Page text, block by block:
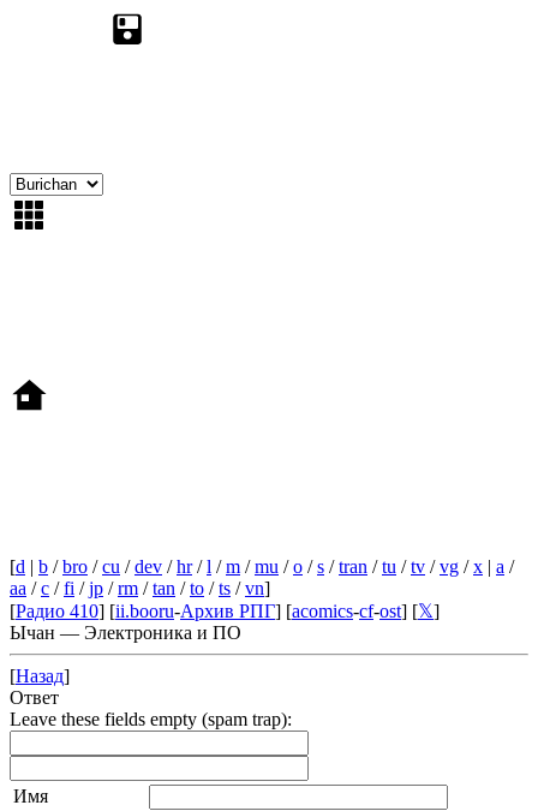
[d | b /bro /cu /dev /hr/l /m /mu /o /s /tran /tu /tv /vg /x | a /
aa /c /fi /jp /rm /tan /to /ts /vn]
[Радио 410] [ii.booru-Архив РПГ] [acomics-cf-ost] [𝕏]
Ычан — Электроника и ПО
[Назад]
Ответ
Leave these fields empty (spam trap):
Имя